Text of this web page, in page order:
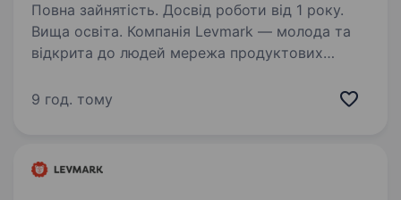
Повна зайнятість. Досвід роботи від 1 року.
Вища освіта. Компанія Levmark — молода та
відкрита до людей мережа продуктових
Ми працюємо з 2017 року, вже об'єднали
9 год. тому